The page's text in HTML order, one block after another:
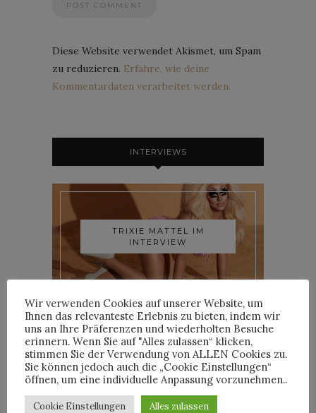
Diese Website verwendet Akismet, um Spam
zu reduzieren. Erfahre, wie deine
Kommentardaten verarbeitet werden.
INTERVIEWS
TRIXIE MATTEL IM
INTERVIEW
YOANN LEMOINE AKA
WOODKID IM INTERVIEW
Wir verwenden Cookies auf unserer Website, um
Ihnen das relevanteste Erlebnis zu bieten, indem wir
uns an Ihre Präferenzen und wiederholten Besuche
erinnern. Wenn Sie auf "Alles zulassen“ klicken,
stimmen Sie der Verwendung von ALLEN Cookies zu.
Sie können jedoch auch die „Cookie Einstellungen“
öffnen, um eine individuelle Anpassung vorzunehmen..
Cookie Einstellungen Alles zulassen